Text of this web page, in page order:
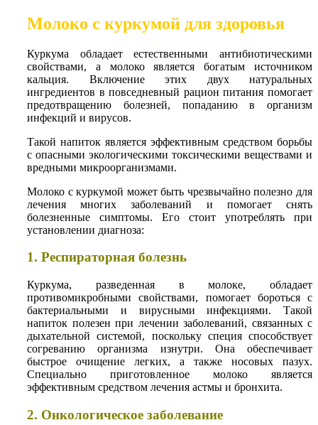
Молоко с куркумой для здоровья
Куркума обладает естественными антибиотическими
свойствами, а молоко является богатым источником
кальция. Включение этих двух натуральных
ингредиентов в повседневный рацион питания помогает
предотвращению болезней, попаданию в организм
инфекций и вирусов.
Такой напиток является эффективным средством борьбы
с опасными экологическими токсическими веществами и
вредными микроорганизмами.
Молоко с куркумой может быть чрезвычайно полезно для
лечения многих заболеваний и помогает снять
болезненные симптомы. Его стоит употреблять при
установлении диагноза:
1. Респираторная болезнь
Куркума, разведенная в молоке, обладает
противомикробными свойствами, помогает бороться с
бактериальными и вирусными инфекциями. Такой
напиток полезен при лечении заболеваний, связанных с
дыхательной системой, поскольку специя способствует
согреванию организма изнутри. Она обеспечивает
быстрое очищение легких, а также носовых пазух.
Специально приготовленное молоко является
эффективным средством лечения астмы и бронхита.
2. Онкологическое заболевание